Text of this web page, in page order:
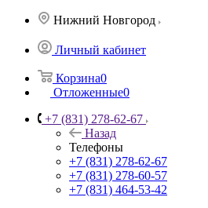
Нижний Новгород
Личный кабинет
Корзина0
Отложенные0
+7 (831) 278-62-67
Назад
Телефоны
+7 (831) 278-62-67
+7 (831) 278-60-57
+7 (831) 464-53-42